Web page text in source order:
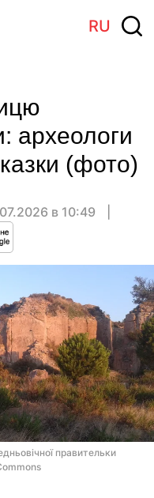
RU
археологи
(фото)
в 10:49
правительки